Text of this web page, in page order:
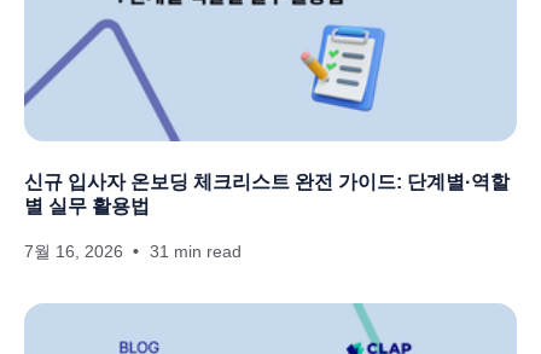
신규 입사자 온보딩 체크리스트 완전 가이드: 단계별·역할
별 실무 활용법
7월 16, 2026 31 min read